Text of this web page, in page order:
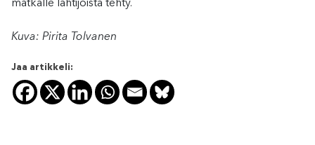
matkalle lähtijöistä tehty.
Kuva: Pirita Tolvanen
Jaa artikkeli: